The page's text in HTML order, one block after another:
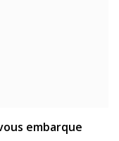
embarque